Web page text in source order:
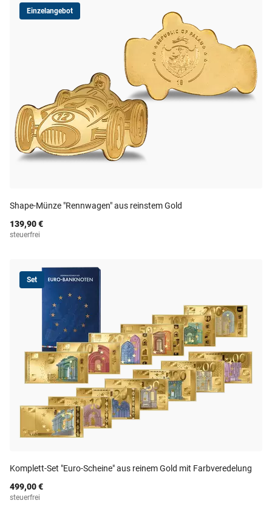
Einzelangebot
Shape-Münze "Rennwagen" aus reinstem Gold
139,90 €
steuerfrei
Set
Komplett-Set "Euro-Scheine" aus reinem Gold mit Farbveredelung
499,00 €
steuerfrei